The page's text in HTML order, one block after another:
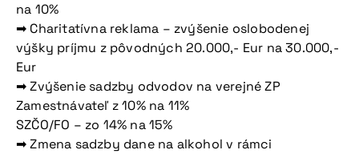
na 10%
➡ Charitatívna reklama – zvýšenie oslobodenej
výšky príjmu z pôvodných 20.000,- Eur na 30.000,-
Eur
➡ Zvýšenie sadzby odvodov na verejné ZP
Zamestnávateľ z 10% na 11%
SZČO/FO – zo 14% na 15%
➡ Zmena sadzby dane na alkohol v rámci